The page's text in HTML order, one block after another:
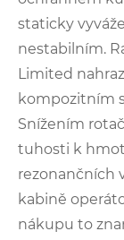
staticky
nestabilním.
Limited
kompozitním
Snížením
tuhosti k
rezonančních
kabině
nákupu to